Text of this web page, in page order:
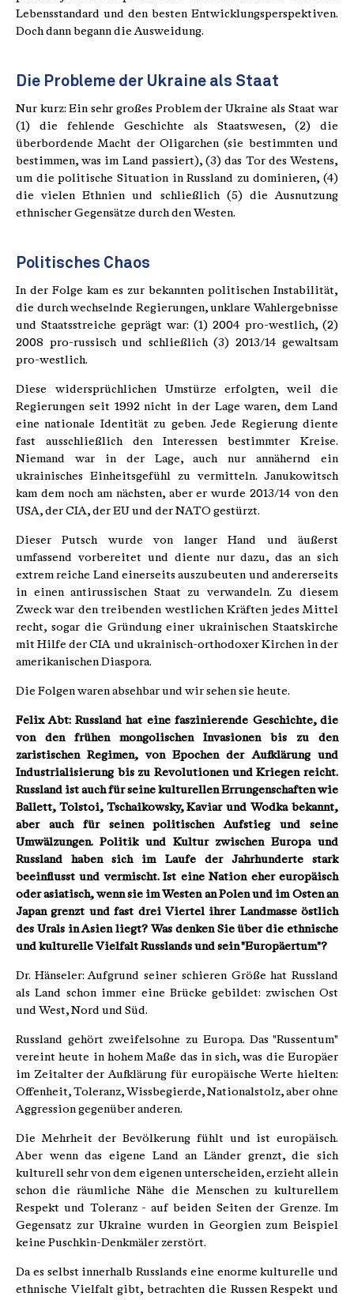
Lebensstandard und den besten Entwicklungsperspektiven.
Doch dann begann die Ausweidung.
Die Probleme der Ukraine als Staat
Nur kurz: Ein sehr großes Problem der Ukraine als Staat war
(1) die fehlende Geschichte als Staatswesen, (2) die
überbordende Macht der Oligarchen (sie bestimmten und
bestimmen, was im Land passiert), (3) das Tor des Westens,
um die politische Situation in Russland zu dominieren, (4)
die vielen Ethnien und schließlich (5) die Ausnutzung
ethnischer Gegensätze durch den Westen.
Politisches Chaos
In der Folge kam es zur bekannten politischen Instabilität,
die durch wechselnde Regierungen, unklare Wahlergebnisse
und Staatsstreiche geprägt war: (1) 2004 pro-westlich, (2)
2008 pro-russisch und schließlich (3) 2013/14 gewaltsam
pro-westlich.
Diese widersprüchlichen Umstürze erfolgten, weil die
Regierungen seit 1992 nicht in der Lage waren, dem Land
eine nationale Identität zu geben. Jede Regierung diente
fast ausschließlich den Interessen bestimmter Kreise.
Niemand war in der Lage, auch nur annähernd ein
ukrainisches Einheitsgefühl zu vermitteln. Janukowitsch
kam dem noch am nächsten, aber er wurde 2013/14 von den
USA, der CIA, der EU und der NATO gestürzt.
Dieser Putsch wurde von langer Hand und äußerst
umfassend vorbereitet und diente nur dazu, das an sich
extrem reiche Land einerseits auszubeuten und andererseits
in einen antirussischen Staat zu verwandeln. Zu diesem
Zweck war den treibenden westlichen Kräften jedes Mittel
recht, sogar die Gründung einer ukrainischen Staatskirche
mit Hilfe der CIA und ukrainisch-orthodoxer Kirchen in der
amerikanischen Diaspora.
Die Folgen waren absehbar und wir sehen sie heute.
Felix Abt: Russland hat eine faszinierende Geschichte, die
von den frühen mongolischen Invasionen bis zu den
zaristischen Regimen, von Epochen der Aufklärung und
Industrialisierung bis zu Revolutionen und Kriegen reicht.
Russland ist auch für seine kulturellen Errungenschaften wie
Ballett, Tolstoi, Tschaikowsky, Kaviar und Wodka bekannt,
aber auch für seinen politischen Aufstieg und seine
Umwälzungen. Politik und Kultur zwischen Europa und
Russland haben sich im Laufe der Jahrhunderte stark
beeinflusst und vermischt. Ist eine Nation eher europäisch
oder asiatisch, wenn sie im Westen an Polen und im Osten an
Japan grenzt und fast drei Viertel ihrer Landmasse östlich
des Urals in Asien liegt? Was denken Sie über die ethnische
und kulturelle Vielfalt Russlands und sein "Europäertum"?
Dr. Hänseler: Aufgrund seiner schieren Größe hat Russland
als Land schon immer eine Brücke gebildet: zwischen Ost
und West, Nord und Süd.
Russland gehört zweifelsohne zu Europa. Das "Russentum"
vereint heute in hohem Maße das in sich, was die Europäer
im Zeitalter der Aufklärung für europäische Werte hielten:
Offenheit, Toleranz, Wissbegierde, Nationalstolz, aber ohne
Aggression gegenüber anderen.
Die Mehrheit der Bevölkerung fühlt und ist europäisch.
Aber wenn das eigene Land an Länder grenzt, die sich
kulturell sehr von dem eigenen unterscheiden, erzieht allein
schon die räumliche Nähe die Menschen zu kulturellem
Respekt und Toleranz - auf beiden Seiten der Grenze. Im
Gegensatz zur Ukraine wurden in Georgien zum Beispiel
keine Puschkin-Denkmäler zerstört.
Da es selbst innerhalb Russlands eine enorme kulturelle und
ethnische Vielfalt gibt, betrachten die Russen Respekt und